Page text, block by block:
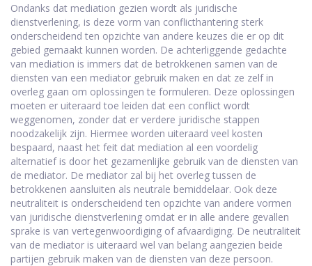
Ondanks dat mediation gezien wordt als juridische
dienstverlening, is deze vorm van conflicthantering sterk
onderscheidend ten opzichte van andere keuzes die er op dit
gebied gemaakt kunnen worden. De achterliggende gedachte
van mediation is immers dat de betrokkenen samen van de
diensten van een mediator gebruik maken en dat ze zelf in
overleg gaan om oplossingen te formuleren. Deze oplossingen
moeten er uiteraard toe leiden dat een conflict wordt
weggenomen, zonder dat er verdere juridische stappen
noodzakelijk zijn. Hiermee worden uiteraard veel kosten
bespaard, naast het feit dat mediation al een voordelig
alternatief is door het gezamenlijke gebruik van de diensten van
de mediator. De mediator zal bij het overleg tussen de
betrokkenen aansluiten als neutrale bemiddelaar. Ook deze
neutraliteit is onderscheidend ten opzichte van andere vormen
van juridische dienstverlening omdat er in alle andere gevallen
sprake is van vertegenwoordiging of afvaardiging. De neutraliteit
van de mediator is uiteraard wel van belang aangezien beide
partijen gebruik maken van de diensten van deze persoon.